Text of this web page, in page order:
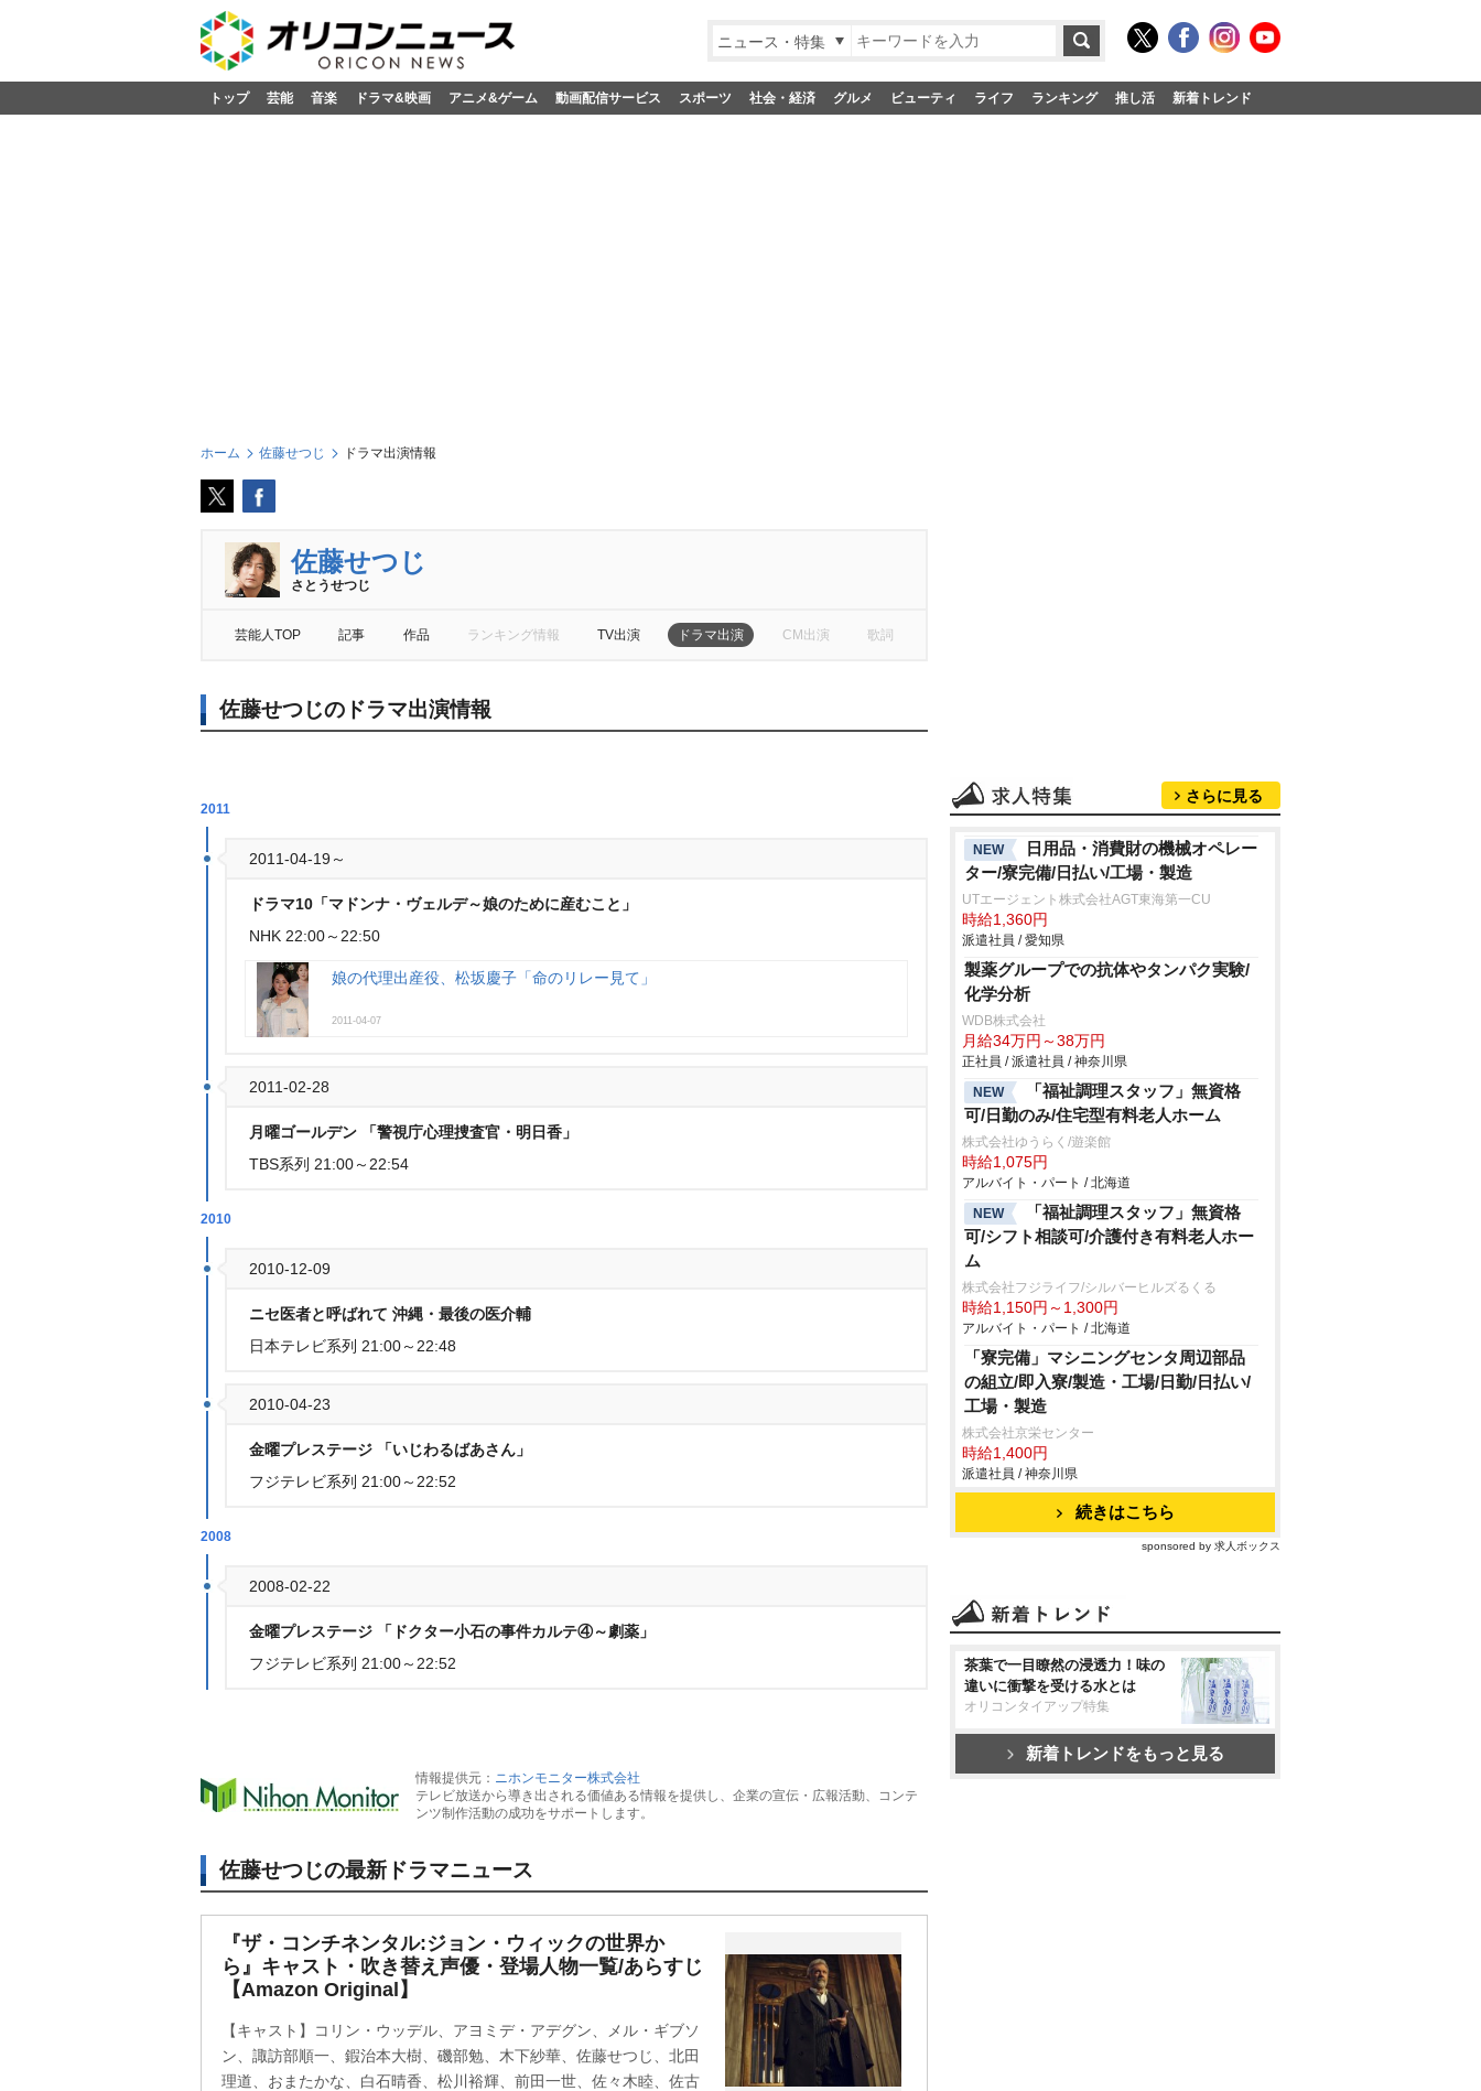
ニュース・特集
トップ 芸能 音楽 ドラマ&映画 アニメ&ゲーム 動画配信サービス スポーツ 社会・経済 グルメ ビューティ ライフ ランキング 推し活 新着トレンド
ホーム 佐藤せつじ ドラマ出演情報
佐藤せつじ
さとうせつじ
芸能人TOP 記事 作品 ランキング情報 TV出演 ドラマ出演 CM出演 歌詞
佐藤せつじのドラマ出演情報
2011
2011-04-19～
ドラマ10「マドンナ・ヴェルデ～娘のために産むこと」
NHK 22:00～22:50
娘の代理出産役、松坂慶子「命のリレー見て」
2011-04-07
2011-02-28
月曜ゴールデン 「警視庁心理捜査官・明日香」
TBS系列 21:00～22:54
2010
2010-12-09
ニセ医者と呼ばれて 沖縄・最後の医介輔
日本テレビ系列 21:00～22:48
2010-04-23
金曜プレステージ 「いじわるばあさん」
フジテレビ系列 21:00～22:52
2008
2008-02-22
金曜プレステージ 「ドクター小石の事件カルテ④～劇薬」
フジテレビ系列 21:00～22:52
情報提供元： ニホンモニター株式会社
テレビ放送から導き出される価値ある情報を提供し、企業の宣伝・広報活動、コンテ
ンツ制作活動の成功をサポートします。
佐藤せつじの最新ドラマニュース
『ザ・コンチネンタル:ジョン・ウィックの世界か
ら』キャスト・吹き替え声優・登場人物一覧/あらすじ
【Amazon Original】
【キャスト】コリン・ウッデル、アヨミデ・アデグン、メル・ギブソ
ン、諏訪部順一、鍜治本大樹、磯部勉、木下紗華、佐藤せつじ、北田
理道、おまたかな、白石晴香、松川裕輝、前田一世、佐々木睦、佐古
さらに見る
NEW
日用品・消費財の機械オペレー
ター/寮完備/日払い/工場・製造
UTエージェント株式会社AGT東海第一CU
時給1,360円
派遣社員 / 愛知県
製薬グループでの抗体やタンパク実験/
化学分析
WDB株式会社
月給34万円～38万円
正社員 / 派遣社員 / 神奈川県
NEW
「福祉調理スタッフ」無資格
可/日勤のみ/住宅型有料老人ホーム
株式会社ゆうらく/遊楽館
時給1,075円
アルバイト・パート / 北海道
NEW
「福祉調理スタッフ」無資格
可/シフト相談可/介護付き有料老人ホー
ム
株式会社フジライフ/シルバーヒルズるくる
時給1,150円～1,300円
アルバイト・パート / 北海道
「寮完備」マシニングセンタ周辺部品
の組立/即入寮/製造・工場/日勤/日払い/
工場・製造
株式会社京栄センター
時給1,400円
派遣社員 / 神奈川県
続きはこちら
sponsored by 求人ボックス
茶葉で一目瞭然の浸透力！味の
違いに衝撃を受ける水とは
オリコンタイアップ特集
新着トレンドをもっと見る